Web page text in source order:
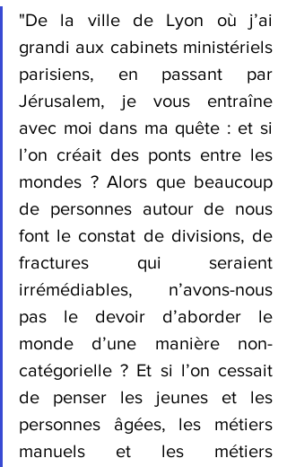
"De la ville de Lyon où j’ai
grandi aux cabinets ministériels
parisiens, en passant par
Jérusalem, je vous entraîne
avec moi dans ma quête : et si
l’on créait des ponts entre les
mondes ? Alors que beaucoup
de personnes autour de nous
font le constat de divisions, de
fractures qui seraient
irrémédiables, n’avons-nous
pas le devoir d’aborder le
monde d’une manière non-
catégorielle ? Et si l’on cessait
de penser les jeunes et les
personnes âgées, les métiers
manuels et les métiers